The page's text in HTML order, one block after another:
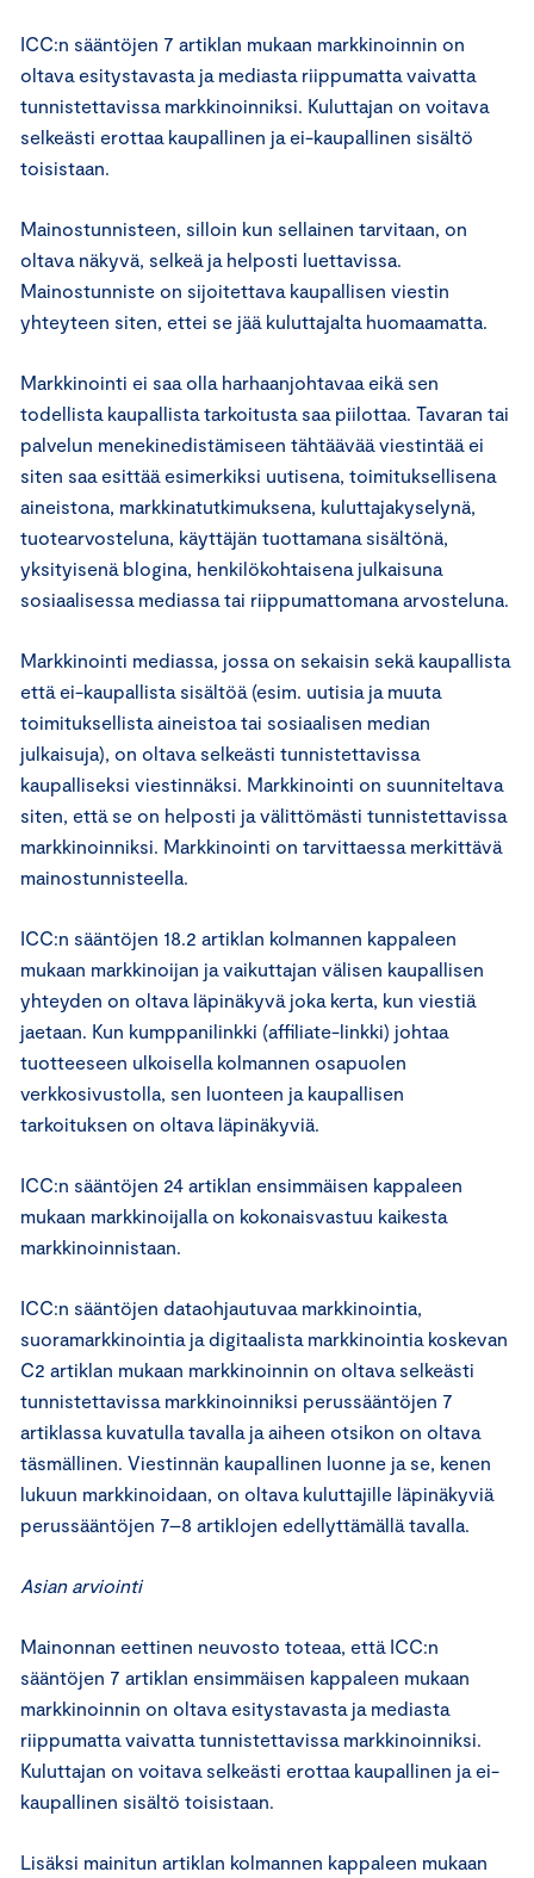
ICC:n sääntöjen 7 artiklan mukaan markkinoinnin on
oltava esitystavasta ja mediasta riippumatta vaivatta
tunnistettavissa markkinoinniksi. Kuluttajan on voitava
selkeästi erottaa kaupallinen ja ei-kaupallinen sisältö
toisistaan.
Mainostunnisteen, silloin kun sellainen tarvitaan, on
oltava näkyvä, selkeä ja helposti luettavissa.
Mainostunniste on sijoitettava kaupallisen viestin
yhteyteen siten, ettei se jää kuluttajalta huomaamatta.
Markkinointi ei saa olla harhaanjohtavaa eikä sen
todellista kaupallista tarkoitusta saa piilottaa. Tavaran tai
palvelun menekinedistämiseen tähtäävää viestintää ei
siten saa esittää esimerkiksi uutisena, toimituksellisena
aineistona, markkinatutkimuksena, kuluttajakyselynä,
tuotearvosteluna, käyttäjän tuottamana sisältönä,
yksityisenä blogina, henkilökohtaisena julkaisuna
sosiaalisessa mediassa tai riippumattomana arvosteluna.
Markkinointi mediassa, jossa on sekaisin sekä kaupallista
että ei-kaupallista sisältöä (esim. uutisia ja muuta
toimituksellista aineistoa tai sosiaalisen median
julkaisuja), on oltava selkeästi tunnistettavissa
kaupalliseksi viestinnäksi. Markkinointi on suunniteltava
siten, että se on helposti ja välittömästi tunnistettavissa
markkinoinniksi. Markkinointi on tarvittaessa merkittävä
mainostunnisteella.
ICC:n sääntöjen 18.2 artiklan kolmannen kappaleen
mukaan markkinoijan ja vaikuttajan välisen kaupallisen
yhteyden on oltava läpinäkyvä joka kerta, kun viestiä
jaetaan. Kun kumppanilinkki (affiliate-linkki) johtaa
tuotteeseen ulkoisella kolmannen osapuolen
verkkosivustolla, sen luonteen ja kaupallisen
tarkoituksen on oltava läpinäkyviä.
ICC:n sääntöjen 24 artiklan ensimmäisen kappaleen
mukaan markkinoijalla on kokonaisvastuu kaikesta
markkinoinnistaan.
ICC:n sääntöjen dataohjautuvaa markkinointia,
suoramarkkinointia ja digitaalista markkinointia koskevan
C2 artiklan mukaan markkinoinnin on oltava selkeästi
tunnistettavissa markkinoinniksi perussääntöjen 7
artiklassa kuvatulla tavalla ja aiheen otsikon on oltava
täsmällinen. Viestinnän kaupallinen luonne ja se, kenen
lukuun markkinoidaan, on oltava kuluttajille läpinäkyviä
perussääntöjen 7–8 artiklojen edellyttämällä tavalla.
Asian arviointi
Mainonnan eettinen neuvosto toteaa, että ICC:n
sääntöjen 7 artiklan ensimmäisen kappaleen mukaan
markkinoinnin on oltava esitystavasta ja mediasta
riippumatta vaivatta tunnistettavissa markkinoinniksi.
Kuluttajan on voitava selkeästi erottaa kaupallinen ja ei-
kaupallinen sisältö toisistaan.
Lisäksi mainitun artiklan kolmannen kappaleen mukaan